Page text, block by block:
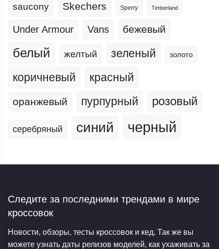
saucony Skechers Sperry Timberland
Under Armour Vans бежевый
белый желтый зеленый золото
коричневый красный
оранжевый пурпурный розовый
серебряный синий черный
Следите за последними трендами в мире
кроссовок
Новости, обзоры, тесты кроссовок и кед. Так же вы
можете узнать даты релизов моделей, как ухаживать за